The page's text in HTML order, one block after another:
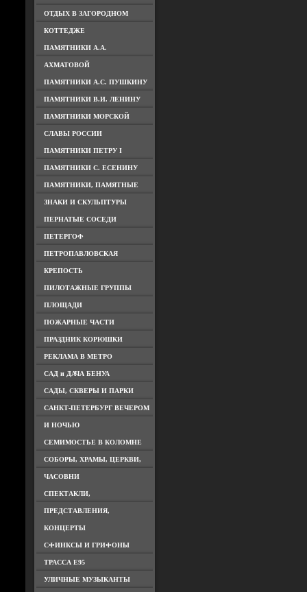
ОТДЫХ В ЗАГОРОДНОМ
КОТТЕДЖЕ
ПАМЯТНИКИ А.А.
АХМАТОВОЙ
ПАМЯТНИКИ А.С. ПУШКИНУ
ПАМЯТНИКИ В.И. ЛЕНИНУ
ПАМЯТНИКИ МОРСКОЙ
СЛАВЫ РОССИИ
ПАМЯТНИКИ ПЕТРУ I
ПАМЯТНИКИ С. ЕСЕНИНУ
ПАМЯТНИКИ, ПАМЯТНЫЕ
ЗНАКИ И СКУЛЬПТУРЫ
ПЕРНАТЫЕ СОСЕДИ
ПЕТЕРГОФ
ПЕТРОПАВЛОВСКАЯ
КРЕПОСТЬ
ПИЛОТАЖНЫЕ ГРУППЫ
ПЛОЩАДИ
ПОЖАРНЫЕ ЧАСТИ
ПРАЗДНИК КОРЮШКИ
РЕКЛАМА В МЕТРО
САД и ДАЧА БЕНУА
САДЫ, СКВЕРЫ И ПАРКИ
САНКТ-ПЕТЕРБУРГ ВЕЧЕРОМ
И НОЧЬЮ
СЕМИМОСТЬЕ В КОЛОМНЕ
СОБОРЫ, ХРАМЫ, ЦЕРКВИ,
ЧАСОВНИ
СПЕКТАКЛИ,
ПРЕДСТАВЛЕНИЯ,
КОНЦЕРТЫ
СФИНКСЫ И ГРИФОНЫ
ТРАССА Е95
УЛИЧНЫЕ МУЗЫКАНТЫ